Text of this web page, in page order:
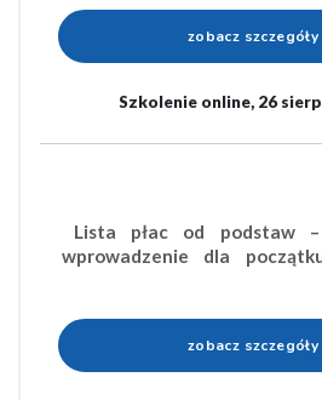
zobacz szczegóły
Szkolenie online, 26
Lista płac od podstaw –
wprowadzenie dla
zobacz szczegóły